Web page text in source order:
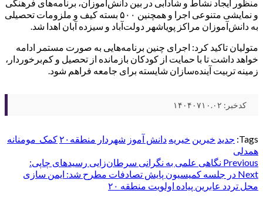
منظور ایجاد نشاط و شادابی در بین دانش‌آموزان، برنامه‌های فرهنگی
و نمایشی متنوعی اجرا و همچنین ۵۰۰ بسته کیف و ملزومات تحصیلی
به دانش‌آموزان مراکز پویاشهر دولت‌آباد و سیزده آبان اهدا شد.
متولیان تاکید کرد: اجرای چنین برنامه‌هایی به صورت مستمر ادامه
خواهد داشت تا با حمایت از کودکان بازمانده از تحصیل و کم‌برخوردار،
زمینه تربیت آینده‌سازان شایسته برای جامعه فراهم شود.
کدخبر: ۱۴۰۴۰۷۱۰.۰۲
Tags: جدید خیرین خیریه دانش آموز شهردار منطقه۲۰
کمک_مومنانه
همدلی
Post
navigation
Previous نگاهی علمی به نگرانی سرطان‌زایی رسیدهای چاپی:
Next در جلسه کمیسیون پایش تصادفات مطرح شد: ایمن سازی
محل تردد عابرین پیاده اولویت منطقه ۲۰